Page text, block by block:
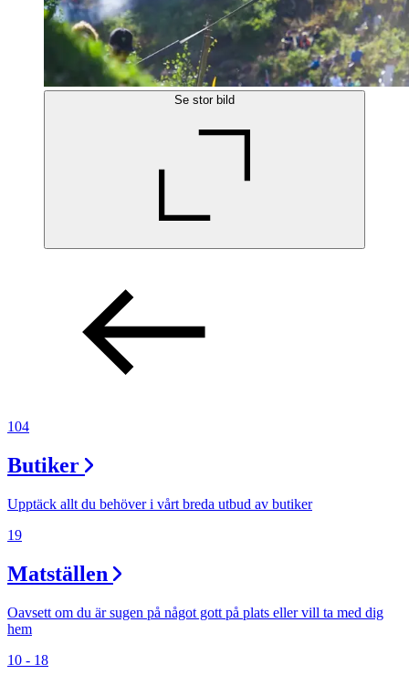
Se stor bild
104
Butiker
Upptäck allt du behöver i vårt breda utbud av butiker
19
Matställen
Oavsett om du är sugen på något gott på plats eller vill ta med dig
hem
10 - 18